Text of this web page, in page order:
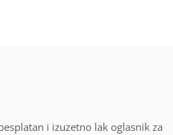
i izuzetno lak oglasnik za